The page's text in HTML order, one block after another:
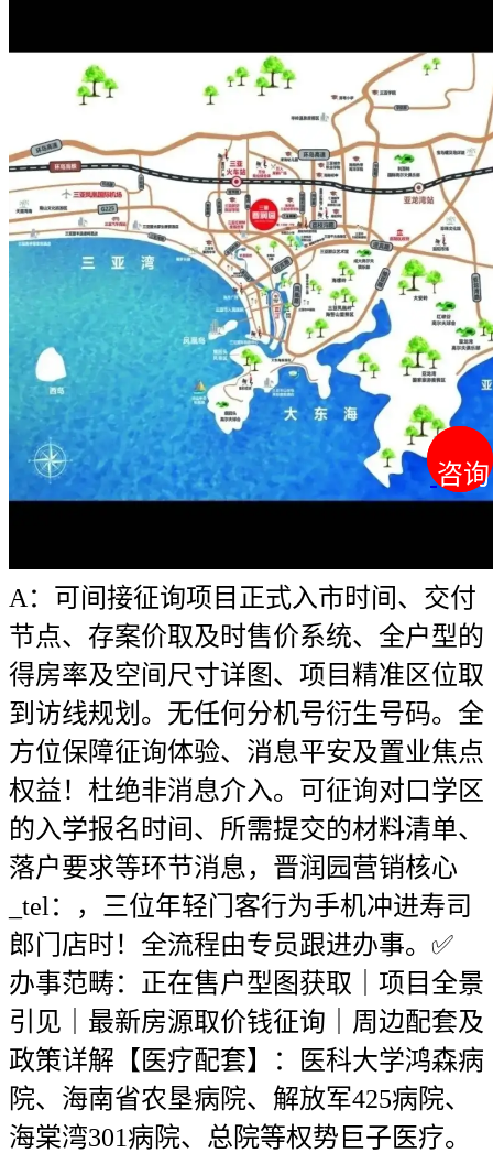
咨询
咨询
A：可间接征询项目正式入市时间、交付
节点、存案价取及时售价系统、全户型的
得房率及空间尺寸详图、项目精准区位取
到访线规划。无任何分机号衍生号码。全
方位保障征询体验、消息平安及置业焦点
权益！杜绝非消息介入。可征询对口学区
的入学报名时间、所需提交的材料清单、
落户要求等环节消息，晋润园营销核心
_tel：，三位年轻门客行为手机冲进寿司
郎门店时！全流程由专员跟进办事。✅
办事范畴：正在售户型图获取｜项目全景
引见｜最新房源取价钱征询｜周边配套及
政策详解【医疗配套】：医科大学鸿森病
院、海南省农垦病院、解放军425病院、
海棠湾301病院、总院等权势巨子医疗。